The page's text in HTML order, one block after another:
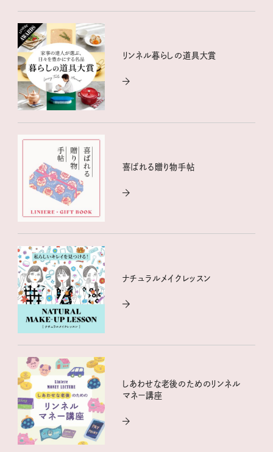
リンネル暮らしの道具大賞
喜ばれる贈り物手帖
ナチュラルメイクレッスン
しあわせな老後のためのリンネル
マネー講座